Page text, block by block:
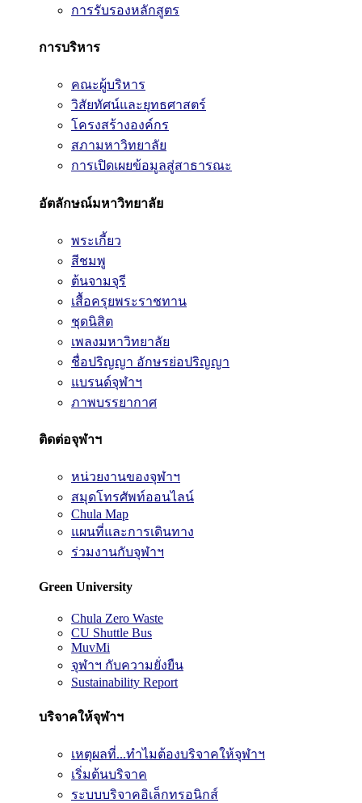
การรับรองหลักสูตร
การบริหาร
คณะผู้บริหาร
วิสัยทัศน์และยุทธศาสตร์
โครงสร้างองค์กร
สภามหาวิทยาลัย
การเปิดเผยข้อมูลสู่สาธารณะ
อัตลักษณ์มหาวิทยาลัย
พระเกี้ยว
สีชมพู
ต้นจามจุรี
เสื้อครุยพระราชทาน
ชุดนิสิต
เพลงมหาวิทยาลัย
ชื่อปริญญา อักษรย่อปริญญา
แบรนด์จุฬาฯ
ภาพบรรยากาศ
ติดต่อจุฬาฯ
หน่วยงานของจุฬาฯ
สมุดโทรศัพท์ออนไลน์
Chula Map
แผนที่และการเดินทาง
ร่วมงานกับจุฬาฯ
Green University
Chula Zero Waste
CU Shuttle Bus
MuvMi
จุฬาฯ กับความยั่งยืน
Sustainability Report
บริจาคให้จุฬาฯ
เหตุผลที่...ทำไมต้องบริจาคให้จุฬาฯ
เริ่มต้นบริจาค
ระบบบริจาคอิเล็กทรอนิกส์